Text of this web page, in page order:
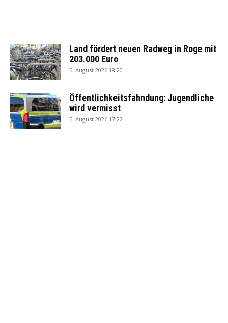
Land fördert neuen Radweg in Roge mit
203.000 Euro
5. August 2026 18:20
Öffentlichkeitsfahndung: Jugendliche
wird vermisst
5. August 2026 17:22